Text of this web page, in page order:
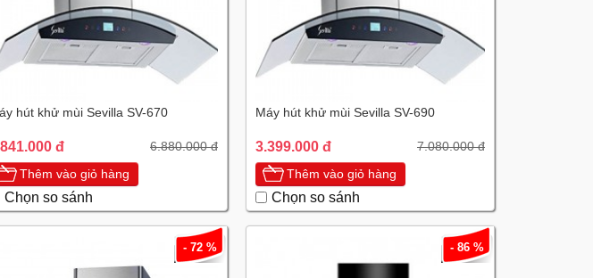
hút khử mùi Sevilla SV-670
đ 6.880.000 đ
Thêm vào giỏ hàng
Chọn so sánh
Máy hút khử mùi Sevilla SV-690
3.399.000 đ 7.080.000 đ
Thêm vào giỏ hàng
Chọn so sánh
- 72 % - 86 %